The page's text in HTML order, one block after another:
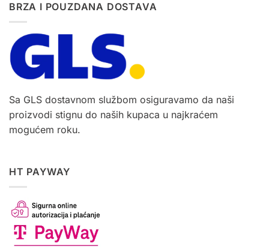
BRZA I POUZDANA DOSTAVA
Sa GLS dostavnom službom osiguravamo da naši
proizvodi stignu do naših kupaca u najkraćem
mogućem roku.
HT PAYWAY